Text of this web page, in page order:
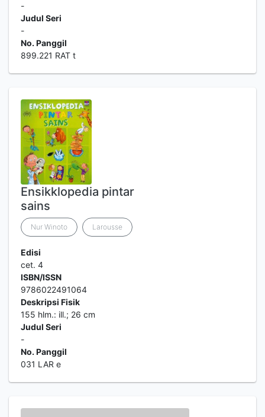
-
Judul Seri
-
No. Panggil
899.221 RAT t
Ensikklopedia pintar
sains
Nur Winoto Larousse
Edisi
cet. 4
ISBN/ISSN
9786022491064
Deskripsi Fisik
155 hlm.: ill.; 26 cm
Judul Seri
-
No. Panggil
031 LAR e